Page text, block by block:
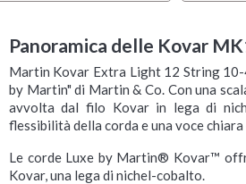
Panoramica delle Kovar
Martin Kovar Extra Light 12 String
by Martin" di Martin & Co. Con una
avvolta dal filo Kovar in lega di
flessibilità della corda e una voce
Le corde Luxe by Martin® Kovar™
Kovar, una lega di nichel-cobalto.